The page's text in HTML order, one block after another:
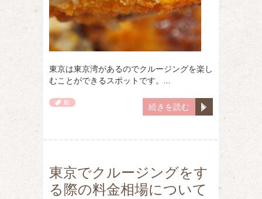
東京は東京湾があるのでクルージングを楽し
むことができるスポットです。…
続きを読む
船
東京でクルージングをす
る際の料金相場について